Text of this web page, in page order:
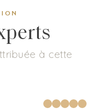
à cette